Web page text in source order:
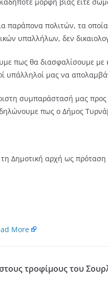
παράπονα πολιτών, τα
υπαλλήλων, δεν
πως θα διασφαλίσουμε με
υπάλληλοί μας να
συμπαράστασή μας
πως ο Δήμος
τη Δημοτική αρχή ως
More
τροφίμους του